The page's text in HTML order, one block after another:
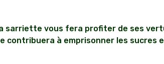
sarriette vous fera profiter de ses
contribuera à emprisonner les